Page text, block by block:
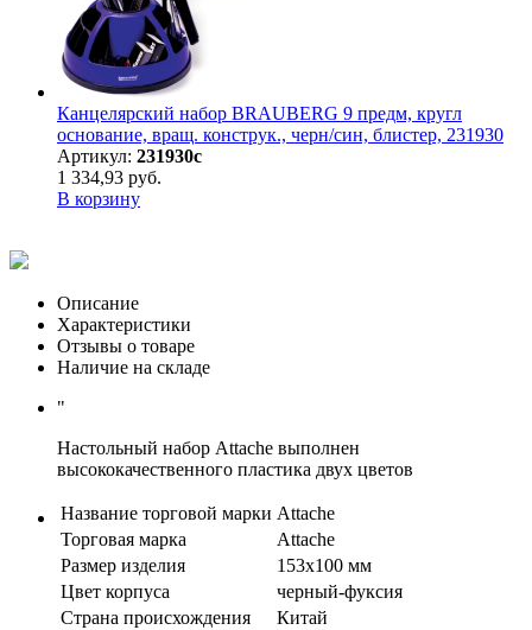
Канцелярский набор BRAUBERG 9 предм, кругл
основание, вращ. конструк., черн/син, блистер, 231930
Артикул: 231930с
1 334,93 руб.
В корзину
Описание
Характеристики
Отзывы о товаре
Наличие на складе
"
Настольный набор Attache выполнен
высококачественного пластика двух цветов
Название торговой марки Attache
Торговая марка
Attache
Размер изделия
153х100 мм
Цвет корпуса
черный-фуксия
Страна происхождения
Китай